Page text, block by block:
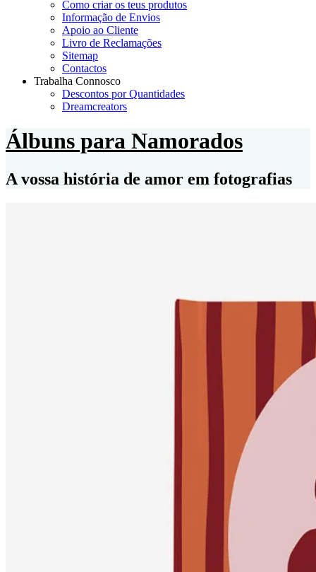
Como criar os teus produtos
Informação de Envios
Apoio ao Cliente
Livro de Reclamações
Sitemap
Contactos
Trabalha Connosco
Descontos por Quantidades
Dreamcreators
Álbuns para Namorados
A vossa história de amor em fotografias